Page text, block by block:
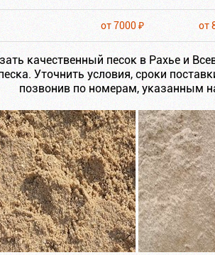
от 7000 ₽ от
качественный песок в Рахье и
Уточнить условия, сроки
позвонив по номерам, указанным